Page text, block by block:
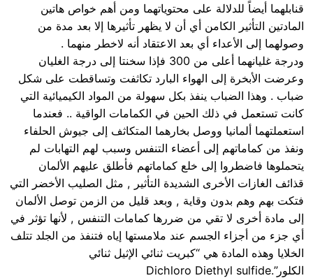
قنابلهما أيضاً للدلالة على محتوياتهما ومن أهم خواص هاتين
المادتين التأثير الكامن أي أن لا يظهر تأثيرها إلا بعد مدة من
وصولهما إلى الأعداء أي بعد الاعتقاد أنه لاخطر منهما .
ودرجة غليانهما أعلى من 300 فإذا سخنتا إلى درجة الغليان
وعرضت الأبخرة إلى الهواء البارد تكاثفت وتساقطت على شكل
ضباب . وهذا الضباب ينفذ بكل سهولة من المواد الكيميائية التي
كانت تستعمل في ذلك الحين في الكمامات الواقية .. فعندما
استعملتهما ألمانيا ووصل بخارهما المتكاثف إلى جيوش الحلفاء
ونفذ من كماماتهم إلى أعضاء التنفس وسبب لهم التهابات لم
يتحملوها فاضطروا إلى خلع كماماتهم فأطلق عليهم الألمان
قذائف الغازات الأخرى الشديدة التأثير , مثل الصليب الأخضر التي
فتكت بهم وهم بدون وقاية , وبعد قليل من الزمن توصل الألمان
إلى مادة أخرى لا تقي من ضررها كمامات التنفس , لأنها تؤثر في
أي جزء من أجزاء الجسم عند ملامستها إياه فتنفذ من الجلد تتلف
الخلايا وهذه المادة هي “كبريت ثنائي الإثيل ثنائي
الكلور”.Dichloro Diethyl sulfide